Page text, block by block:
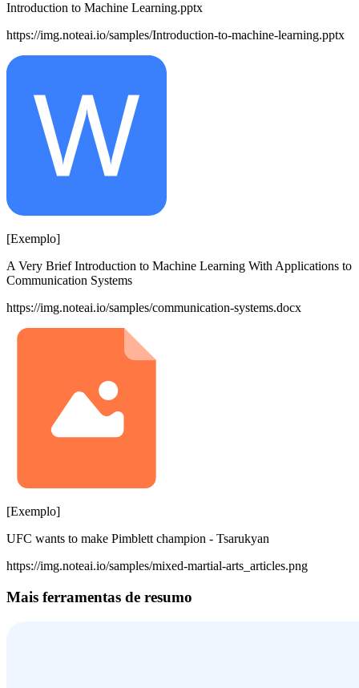
Introduction to Machine Learning.pptx
https://img.noteai.io/samples/Introduction-to-machine-learning.pptx
[Exemplo]
A Very Brief Introduction to Machine Learning With Applications to
Communication Systems
https://img.noteai.io/samples/communication-systems.docx
[Exemplo]
UFC wants to make Pimblett champion - Tsarukyan
https://img.noteai.io/samples/mixed-martial-arts_articles.png
Mais ferramentas de resumo